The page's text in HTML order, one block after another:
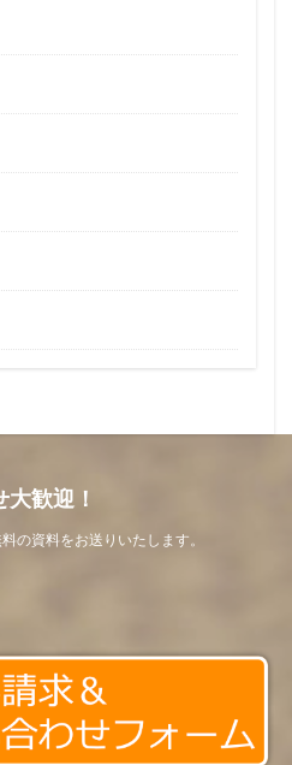
歓迎！
の資料をお送りいたします。